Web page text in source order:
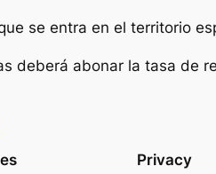
se entra en el territorio
deberá abonar la tasa de
Privacy